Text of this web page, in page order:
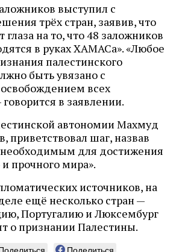
выступил с
трёх стран, заявив, что
глаза на то, что 48 заложников
в руках ХАМАСа». «Любое
палестинского
быть увязано с
всех
в заявлении.
автономии Махмуд
приветствовал шаг, назвав
для достижения
прочного мира».
источников, на
ещё несколько стран —
Португалию и Люксембург
о признании Палестины.
Поделиться